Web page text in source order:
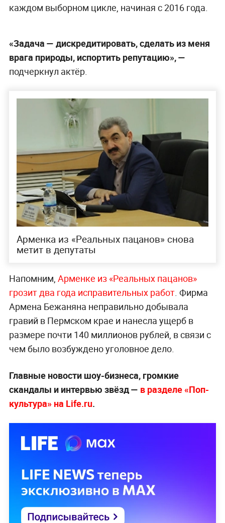
каждом выборном цикле, начиная с 2016 года.
«Задача — дискредитировать, сделать из меня
врага природы, испортить репутацию», —
подчеркнул актёр.
Арменка из «Реальных пацанов» снова
метит в депутаты
Напомним, Арменке из «Реальных пацанов»
грозит два года исправительных работ. Фирма
Армена Бежаняна неправильно добывала
гравий в Пермском крае и нанесла ущерб в
размере почти 140 миллионов рублей, в связи с
чем было возбуждено уголовное дело.
Главные новости шоу-бизнеса, громкие
скандалы и интервью звёзд — в разделе «Поп-
культура» на Life.ru.